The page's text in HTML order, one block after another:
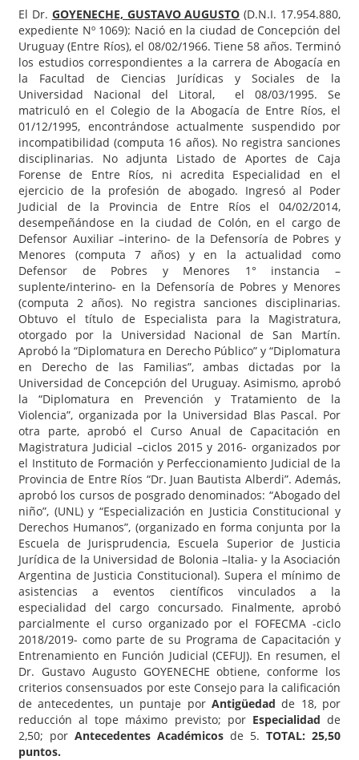
El Dr. GOYENECHE, GUSTAVO AUGUSTO (D.N.I. 17.954.880,
expediente Nº 1069): Nació en la ciudad de Concepción del
Uruguay (Entre Ríos), el 08/02/1966. Tiene 58 años. Terminó
los estudios correspondientes a la carrera de Abogacía en
la Facultad de Ciencias Jurídicas y Sociales de la
Universidad Nacional del Litoral, el 08/03/1995. Se
matriculó en el Colegio de la Abogacía de Entre Ríos, el
01/12/1995, encontrándose actualmente suspendido por
incompatibilidad (computa 16 años). No registra sanciones
disciplinarias. No adjunta Listado de Aportes de Caja
Forense de Entre Ríos, ni acredita Especialidad en el
ejercicio de la profesión de abogado. Ingresó al Poder
Judicial de la Provincia de Entre Ríos el 04/02/2014,
desempeñándose en la ciudad de Colón, en el cargo de
Defensor Auxiliar –interino- de la Defensoría de Pobres y
Menores (computa 7 años) y en la actualidad como
Defensor de Pobres y Menores 1° instancia –
suplente/interino- en la Defensoría de Pobres y Menores
(computa 2 años). No registra sanciones disciplinarias.
Obtuvo el título de Especialista para la Magistratura,
otorgado por la Universidad Nacional de San Martín.
Aprobó la “Diplomatura en Derecho Público” y “Diplomatura
en Derecho de las Familias”, ambas dictadas por la
Universidad de Concepción del Uruguay. Asimismo, aprobó
la “Diplomatura en Prevención y Tratamiento de la
Violencia”, organizada por la Universidad Blas Pascal. Por
otra parte, aprobó el Curso Anual de Capacitación en
Magistratura Judicial –ciclos 2015 y 2016- organizados por
el Instituto de Formación y Perfeccionamiento Judicial de la
Provincia de Entre Ríos “Dr. Juan Bautista Alberdi”. Además,
aprobó los cursos de posgrado denominados: “Abogado del
niño”, (UNL) y “Especialización en Justicia Constitucional y
Derechos Humanos”, (organizado en forma conjunta por la
Escuela de Jurisprudencia, Escuela Superior de Justicia
Jurídica de la Universidad de Bolonia –Italia- y la Asociación
Argentina de Justicia Constitucional). Supera el mínimo de
asistencias a eventos científicos vinculados a la
especialidad del cargo concursado. Finalmente, aprobó
parcialmente el curso organizado por el FOFECMA -ciclo
2018/2019- como parte de su Programa de Capacitación y
Entrenamiento en Función Judicial (CEFUJ). En resumen, el
Dr. Gustavo Augusto GOYENECHE obtiene, conforme los
criterios consensuados por este Consejo para la calificación
de antecedentes, un puntaje por Antigüedad de 18, por
reducción al tope máximo previsto; por Especialidad de
2,50; por Antecedentes Académicos de 5. TOTAL: 25,50
puntos.